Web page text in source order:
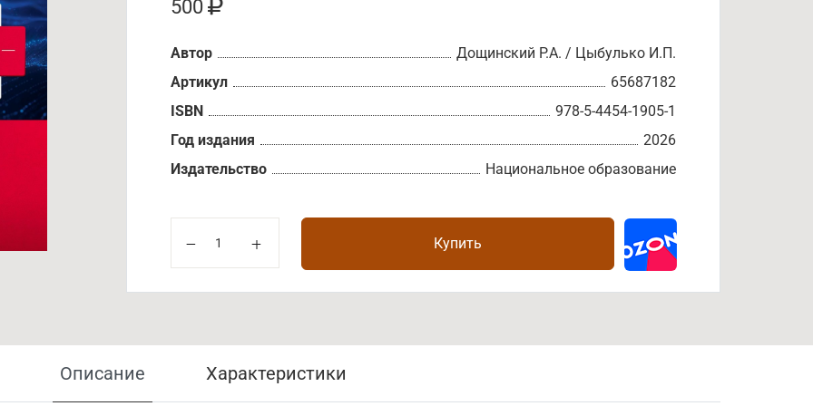
500
Автор
Дощинский Р.А. / Цыбулько И.П.
Артикул
65687182
ISBN
978-5-4454-1905-1
Год издания
2026
Издательство
Национальное образование
Купить
Описание Характеристики